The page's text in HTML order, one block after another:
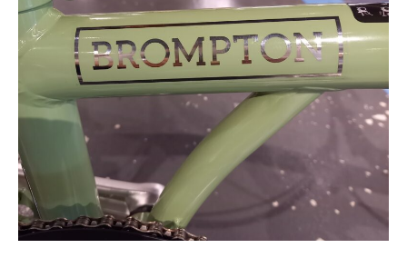
修理・メンテナンス工賃
盗難保証
SpotMateログイン
オリジナル自転車